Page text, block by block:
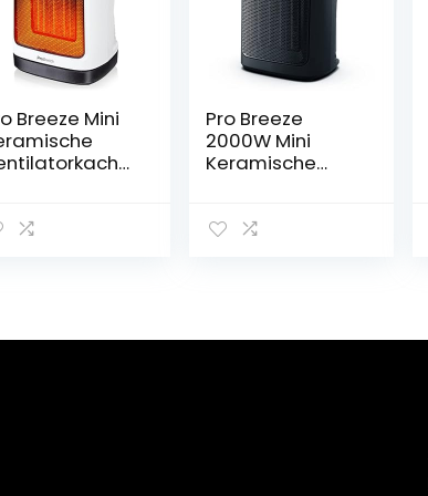
Breeze Mini
met
Pro Breeze
2000W Mini
Keramische
Warmtestanden
tegen